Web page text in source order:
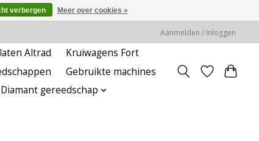
Aanmelden / Inloggen
Altrad
Kruiwagens Fort
Gebruikte machines
Diamant gereedschap
verbergen Meer over cookies »